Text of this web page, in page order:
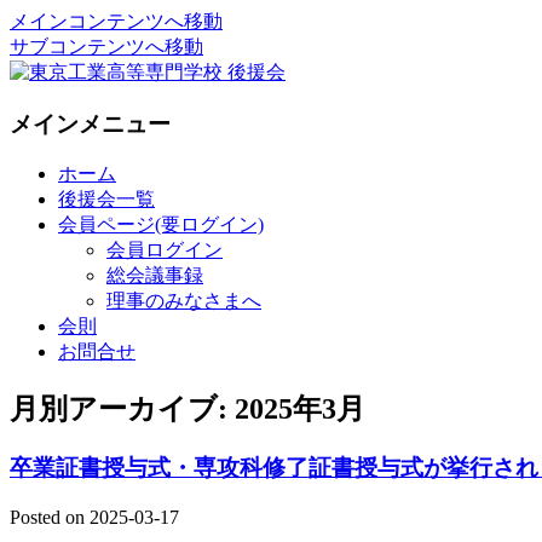
メインコンテンツへ移動
サブコンテンツへ移動
東京工業高等専門学校 後援会
メインメニュー
ホーム
後援会一覧
会員ページ(要ログイン)
会員ログイン
総会議事録
理事のみなさまへ
会則
お問合せ
月別アーカイブ: 2025年3月
卒業証書授与式・専攻科修了証書授与式が挙行さ
Posted on 2025-03-17